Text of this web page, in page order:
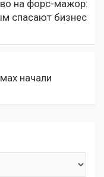
на форс-мажор:
спасают бизнес
начали